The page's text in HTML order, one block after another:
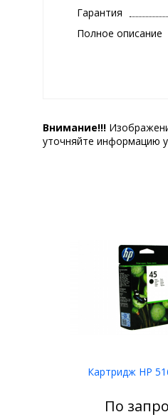
Гарантия
Полное описание
Внимание!!!
уточняйте информацию
Картридж HP
По